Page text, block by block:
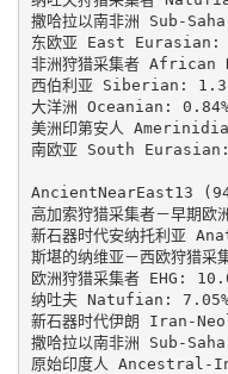
撒哈拉以南非洲 Sub-
东欧亚 East Eurasian:
非洲狩猎采集者 African
西伯利亚 Siberian:
大洋洲 Oceanian:
美洲印第安人
南欧亚 South
AncientNearEast13
高加索狩猎采集者－早期
新石器时代安纳托利亚
斯堪的纳维亚－西欧狩猎
欧洲狩猎采集者 EHG:
纳吐夫 Natufian:
新石器时代伊朗 Iran-
撒哈拉以南非洲 Sub-
原始印度人 Ancestral-